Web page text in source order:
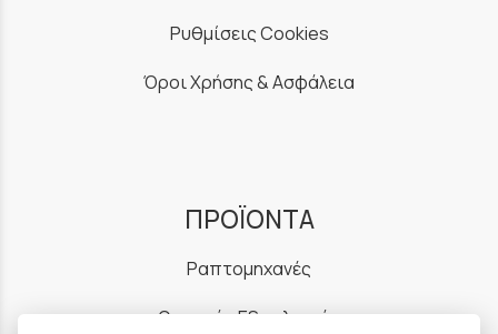
Ρυθμίσεις Cookies
Όροι Χρήσης & Ασφάλεια
ΠΡΟΪΟΝΤΑ
Ραπτομηχανές
Οικιακός Εξοπλισμός